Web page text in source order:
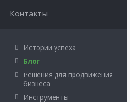
Контакты
Истории успеха
Блог
Решения для продвижения
бизнеса
Инструменты